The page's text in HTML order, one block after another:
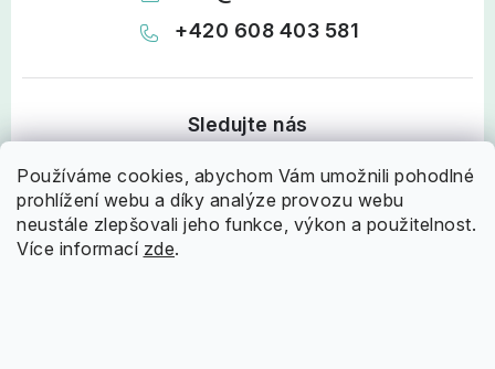
Používáme cookies, abychom Vám umožnili pohodlné
prohlížení webu a díky analýze provozu webu
neustále zlepšovali jeho funkce, výkon a použitelnost.
Více informací zde.
+420 608 403 581